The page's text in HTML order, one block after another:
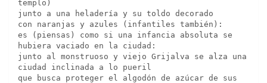
templo)
junto a una heladería y su toldo decorado
con naranjas y azules (infantiles también):
es (piensas) como si una infancia absoluta se
hubiera vaciado en la ciudad:
junto al monstruoso y viejo Grijalva se alza una
ciudad inclinada a lo pueril
que busca proteger el algodón de azúcar de sus